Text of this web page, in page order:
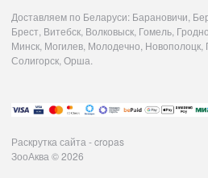
Доставляем по Беларуси: Барановичи,
Брест, Витебск, Волковыск, Гомель,
Минск, Могилев, Молодечно, Новополоцк,
Солигорск, Орша.
Раскрутка сайта - cropas
ЗооАква © 2026